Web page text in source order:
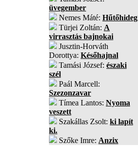
üvegember
Nemes Máté: Hűtőhideg
Türjei Zoltán: A
virrasztás bajnokai
Jusztin-Horváth
Dorottya: Későhajnal
Tamási József: északi
szél
Paál Marcell:
Szezonzavar
Tímea Lantos: Nyoma
veszett
Szakállas Zsolt: ki lapít
ki.
Szőke Imre: Anzix